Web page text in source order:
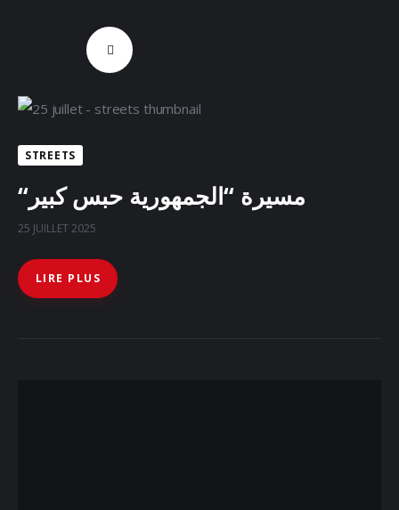
STREETS
“مسيرة “الجمهورية حبس كبير
25 JUILLET 2025
LIRE PLUS